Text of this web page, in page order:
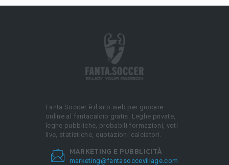
Fanta.Soccer è il sito web per giocare
online al fantacalcio gratis. Leghe private,
leghe pubbliche, probabili formazioni, voti
live, statistiche, quotazioni calciatori.
MARKETING E PUBBLICITÀ
marketing@fantasoccevillage.com